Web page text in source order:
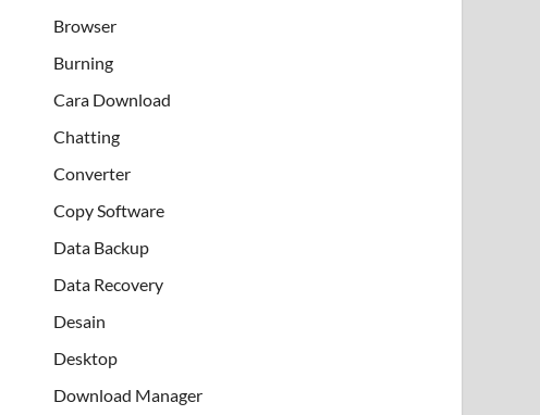
Browser
Burning
Cara Download
Chatting
Converter
Copy Software
Data Backup
Data Recovery
Desain
Desktop
Download Manager